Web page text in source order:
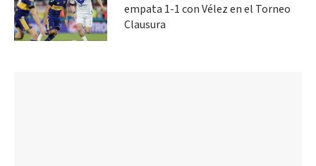
empata 1-1 con Vélez en el Torneo
Clausura